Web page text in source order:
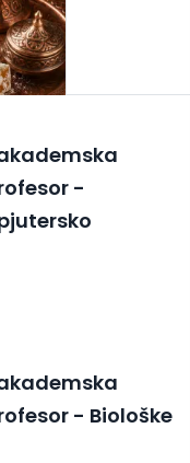
akademska
-
akademska
- Biološke